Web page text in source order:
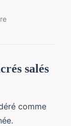
salés
comme